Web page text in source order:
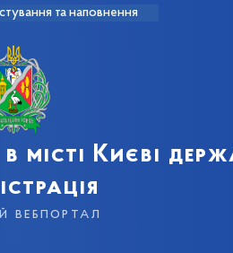
та наповнення
місті Києві
вебпортал